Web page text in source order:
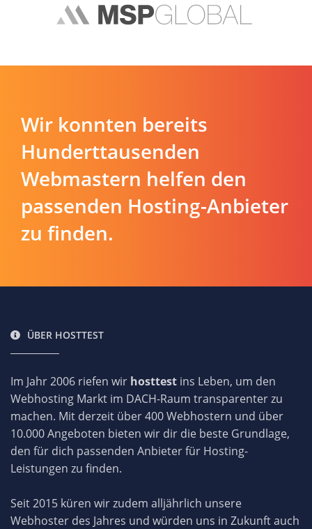
Wir konnten bereits
Hunderttausenden
Webmastern helfen den
passenden Hosting-Anbieter
zu finden.
ÜBER HOSTTEST
Im Jahr 2006 riefen wir hosttest ins Leben, um den
Webhosting Markt im DACH-Raum transparenter zu
machen. Mit derzeit über 400 Webhostern und über
10.000 Angeboten bieten wir dir die beste Grundlage,
den für dich passenden Anbieter für Hosting-
Leistungen zu finden.
Seit 2015 küren wir zudem alljährlich unsere
Webhoster des Jahres und würden uns in Zukunft auch